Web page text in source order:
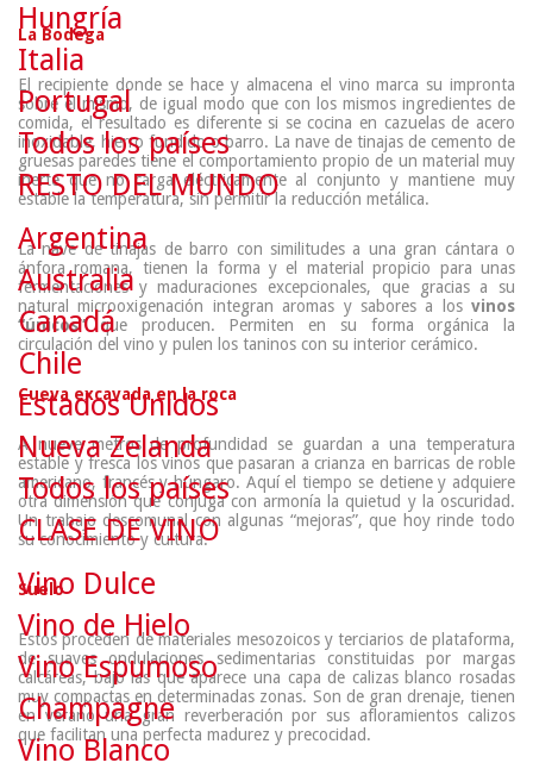
La Bodega
El recipiente donde se hace y almacena el vino marca su impronta
sobre el mismo, de igual modo que con los mismos ingredientes de
comida, el resultado es diferente si se cocina en cazuelas de acero
inoxidable, hierro fundido o barro. La nave de tinajas de cemento de
gruesas paredes tiene el comportamiento propio de un material muy
inerte que no carga eléctricamente al conjunto y mantiene muy
estable la temperatura, sin permitir la reducción metálica.
La nave de tinajas de barro con similitudes a una gran cántara o
ánfora romana, tienen la forma y el material propicio para unas
fermentaciones y maduraciones excepcionales, que gracias a su
natural microoxigenación integran aromas y sabores a los vinos
“únicos”que producen. Permiten en su forma orgánica la
circulación del vino y pulen los taninos con su interior cerámico.
Cueva excavada en la roca
A nueve metros de profundidad se guardan a una temperatura
estable y fresca los vinos que pasaran a crianza en barricas de roble
americano, francés y húngaro. Aquí el tiempo se detiene y adquiere
otra dimensión que conjuga con armonía la quietud y la oscuridad.
Un trabajo descomunal con algunas “mejoras”, que hoy rinde todo
su conocimiento y cultura.
Suelo
Estos proceden de materiales mesozoicos y terciarios de plataforma,
de suaves ondulaciones sedimentarias constituidas por margas
calcáreas, bajo las que aparece una capa de calizas blanco rosadas
muy compactas en determinadas zonas. Son de gran drenaje, tienen
en verano una gran reverberación por sus afloramientos calizos
que facilitan una perfecta madurez y precocidad.
Hungría
Italia
Portugal
Todos los países
RESTO DEL MUNDO
Argentina
Australia
Canadá
Chile
Estados Unidos
Nueva Zelanda
Todos los países
CLASE DE VINO
Vino Dulce
Vino de Hielo
Vino Espumoso
Champagne
Vino Blanco